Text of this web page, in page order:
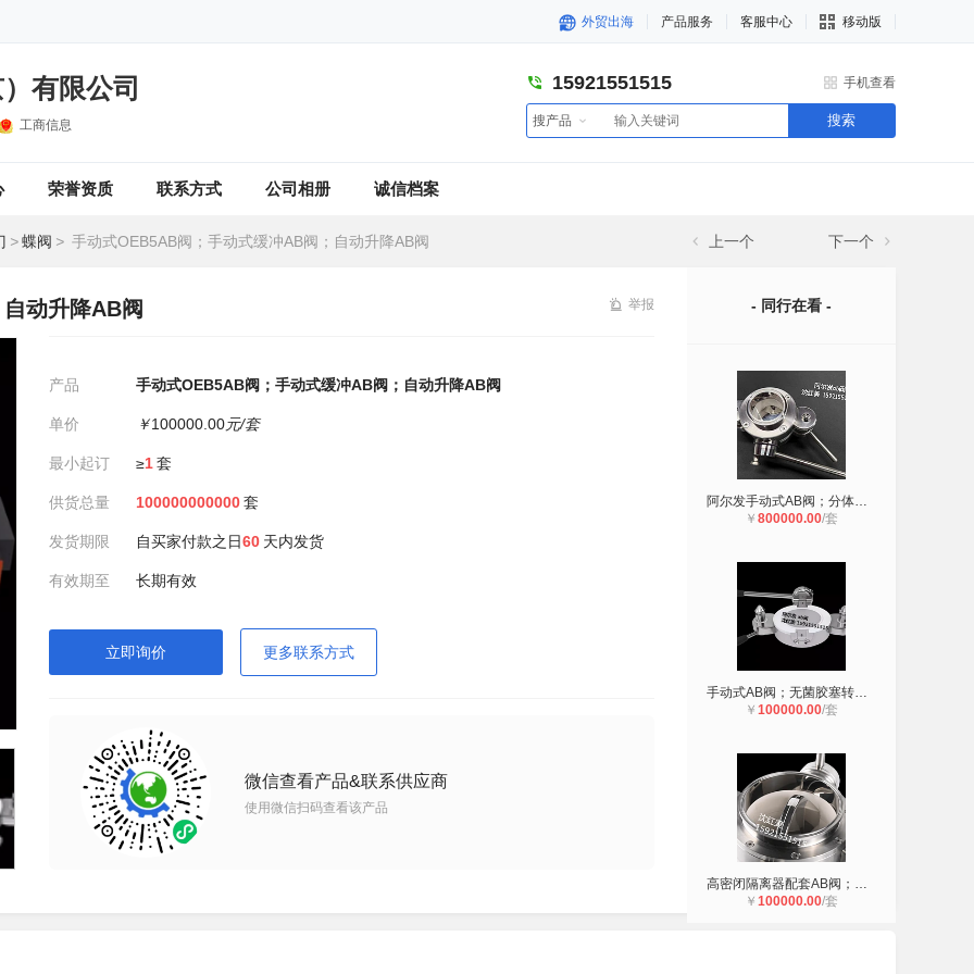
外贸出海 产品服务 客服中心 移动版
有限公司
工商信息
15921551515 手机查看
搜产品 搜索
荣誉资质 联系方式 公司相册 诚信档案
>蝶阀 > 手动式OEB5AB阀；手动式缓冲AB阀；自动升降AB阀 上一个 下一个
动升降AB阀 举报
产品 手动式OEB5AB阀；手动式缓冲AB阀；自动升降AB阀
单价 ￥100000.00元/套
最小起订 ≥1套
供货总量 100000000000套
发货期限 自买家付款之日60 天内发货
有效期至 长期有效
立即询价 更多联系方式
微信查看产品&联系供应商
使用微信扫码查看该产品
- 同行在看 -
阿尔发手动式AB阀；分体式蝶阀；OEB5
￥ 800000.00/套
手动式AB阀；无菌胶塞转运AB阀；OEB5
￥ 100000.00/套
高密闭隔离器配套AB阀；全自动升降AB
￥ 100000.00/套